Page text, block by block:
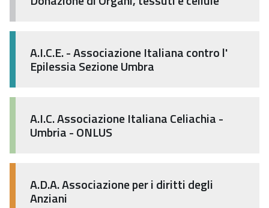
A.I.C.E. - Associazione Italiana contro l'
Epilessia Sezione Umbra
A.I.C. Associazione Italiana Celiachia -
Umbria - ONLUS
A.D.A. Associazione per i diritti degli
Anziani